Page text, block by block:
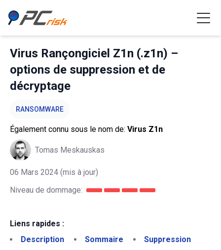
Virus Rançongiciel Z1n (.z1n) –
options de suppression et de
décryptage
RANSOMWARE
Également connu sous le nom de: Virus Z1n
Tomas Meskauskas
06 Mars 2024 (mis à jour)
Niveau de dommage:
Liens rapides :
Description
Sommaire
Suppression